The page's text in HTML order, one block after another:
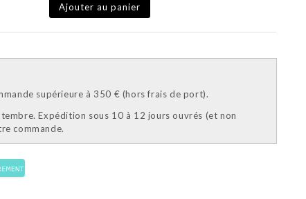
Ajouter au panier
supérieure à 350 € (hors frais de port).
Expédition sous 10 à 12 jours ouvrés (et non
commande.